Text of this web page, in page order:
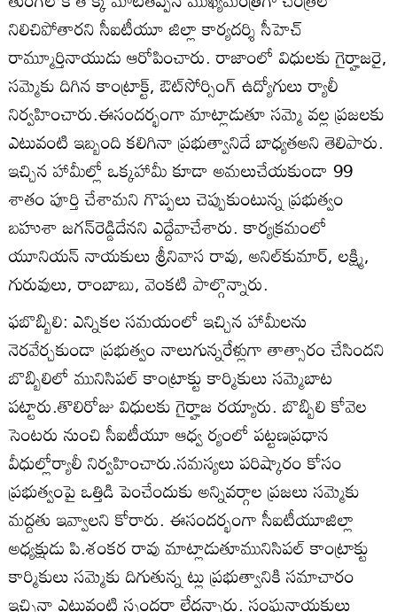
నిలిచిపోతారని సీఐటీయూ జిల్లా కార్యదర్శి సీహెచ్‌
రామ్మూర్తినాయుడు ఆరోపించారు. రాజాంలో విధులకు గైర్హాజరై,
సమ్మెకు దిగిన కాంట్రాక్ట్‌, ఔట్‌సోర్సింగ్‌ ఉద్యోగులు ర్యాలీ
నిర్వహించారు.ఈసందర్భంగా మాట్లాడుతూ సమ్మె వల్ల ప్రజలకు
ఎటువంటి ఇబ్బంది కలిగినా ప్రభుత్వానిదే బాధ్యతఅని తెలిపారు.
ఇచ్చిన హామీల్లో ఒక్కహామీ కూడా అమలుచేయకుండా 99
శాతం పూర్తి చేశామని గొప్పలు చెప్పుకుంటున్న ప్రభుత్వం
బహుశా జగన్‌రెడ్డిదేనని ఎద్దేవాచేశారు. కార్యక్రమంలో
యూనియన్‌ నాయకులు శ్రీనివాస రావు, అనిల్‌కుమార్‌, లక్ష్మి,
గురువులు, రాంబాబు, వెంకటి పాల్గొన్నారు.
ఫబొబ్బిలి: ఎన్నికల సమయంలో ఇచ్చిన హామీలను
నెరవేర్చకుండా ప్రభుత్వం నాలుగున్నరేళ్లుగా తాత్సారం చేసిందని
బొబ్బిలిలో మునిసిపల్‌ కాంట్రాక్టు కార్మికులు సమ్మెబాట
పట్టారు.తొలిరోజు విధులకు గైర్హాజ రయ్యారు. బొబ్బిలి కోవెల
సెంటరు నుంచి సీఐటీయూ ఆధ్వ ర్యంలో పట్టణప్రధాన
వీధుల్లోర్యాలీ నిర్వహించారు.సమస్యలు పరిష్కారం కోసం
ప్రభుత్వంపై ఒత్తిడి పెంచేందుకు అన్నివర్గాల ప్రజలు సమ్మెకు
మద్దతు ఇవ్వాలని కోరారు. ఈసందర్భంగా సీఐటీయూజిల్లా
అధ్యక్షుడు పి.శంకర రావు మాట్లాడుతూమునిసిపల్‌ కాంట్రాక్టు
కార్మికులు సమ్మెకు దిగుతున్న ట్లు ప్రభుత్వానికి సమాచారం
ఇచ్చినా ఎటువంటి స్పందరా లేదన్నారు. సంఘనాయకులు